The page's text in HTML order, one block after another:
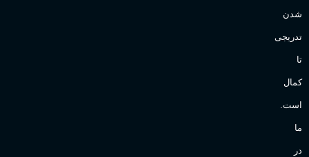
شدن
تدریجی
تا
کمال
است.
ما
در